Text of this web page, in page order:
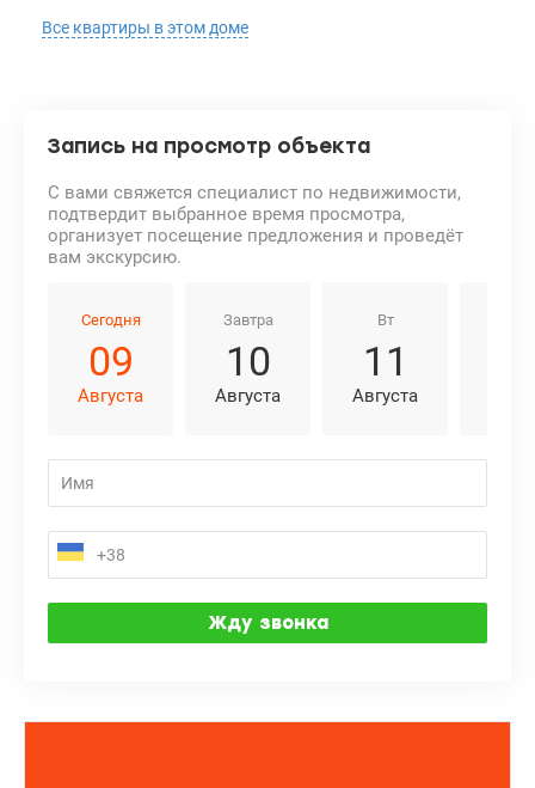
Все квартиры в этом доме
Запись на просмотр объекта
С вами свяжется специалист по недвижимости,
подтвердит выбранное время просмотра,
организует посещение предложения и проведёт
вам экскурсию.
Сегодня
09
Августа
Завтра
10
Августа
Вт
11
Августа